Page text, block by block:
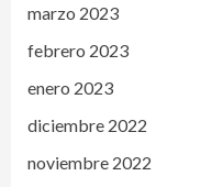
marzo 2023
febrero 2023
enero 2023
diciembre 2022
noviembre 2022